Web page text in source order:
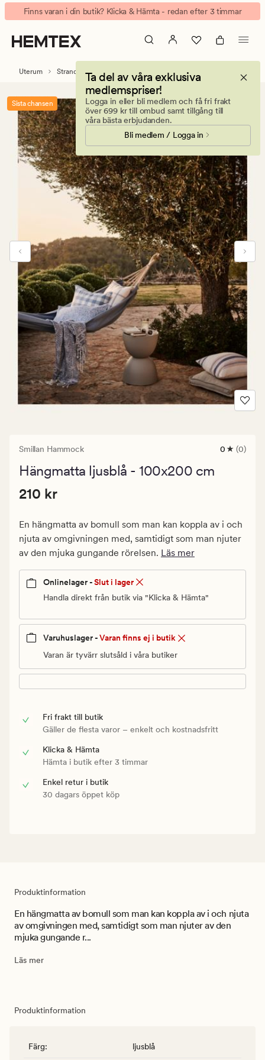
Smillan
Hammock
hängmatta
ljusblå
Animerad
banner.
Klicka
på
att
pausa.
Finns varan i din butik? Klicka & Hämta - redan efter 3 timmar
Ta del av våra exklusiva
medlemspriser!
Logga in eller bli medlem och få fri frakt
över 699 kr till ombud samt tillgång till
våra bästa erbjudanden.
Bli medlem / Logga in
Uterum Strandmadrasser & picknickfiltar
Sista chansen
Smillan Hammock
0
0
0 (0)
Hängmatta ljusblå - 100x200 cm
Pris
Ordinarie
pris
kr
Pris 210 kr
210 kr
En hängmatta av bomull som man kan koppla av i och
njuta av omgivningen med, samtidigt som man njuter
av den mjuka gungande rörelsen. Läs mer
Onlinelager -Slut i lager
Handla direkt från butik via "Klicka & Hämta"
Varuhuslager -Varan finns ej i butik
Varan är tyvärr slutsåld i våra butiker
Fri frakt till butik
Gäller de flesta varor – enkelt och kostnadsfritt
Klicka & Hämta
Hämta i butik efter 3 timmar
Enkel retur i butik
30 dagars öppet köp
Produktinformation
En hängmatta av bomull som man kan koppla av i och njuta
av omgivningen med, samtidigt som man njuter av den
mjuka gungande r...
Läs mer
Produktinformation
Färg: ljusblå